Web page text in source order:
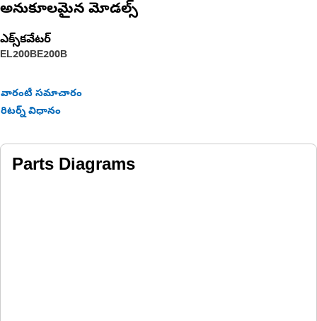
అనుకూలమైన మోడల్స్
ఎక్స్‌కవేటర్
EL200BE200B
వారంటీ సమాచారం
రిటర్న్ విధానం
Parts Diagrams